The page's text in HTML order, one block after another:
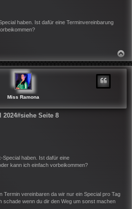
haben. Ist dafür eine Terminvereinbarung
Miss Ramona
2024#siehe Seite 8
Special haben. Ist dafür eine
kann ich einfach vorbeikommen?
Termin vereinbaren da wir nur ein Special pro Tag
schade wenn du dir den Weg um sonst machen